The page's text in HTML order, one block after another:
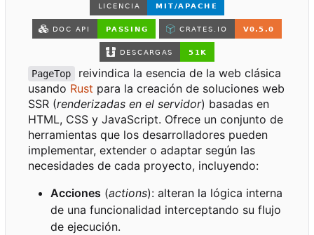
PageTop
reivindica la esencia de la web clásica
usando Rust para la creación de soluciones web
SSR (renderizadas en el servidor) basadas en
HTML, CSS y JavaScript. Ofrece un conjunto de
herramientas que los desarrolladores pueden
implementar, extender o adaptar según las
necesidades de cada proyecto, incluyendo:
Acciones (actions): alteran la lógica interna
de una funcionalidad interceptando su flujo
de ejecución.